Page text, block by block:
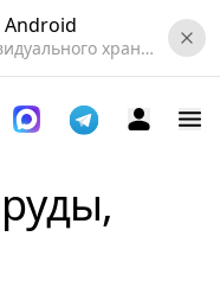
Android
Много Места - Cервис индивидуального хранения вещей.